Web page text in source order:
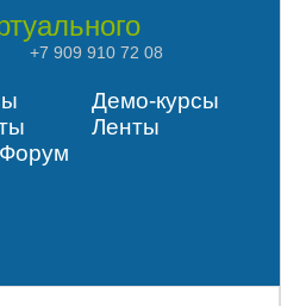
+7 909 910 72 08
Демо-курсы
Ленты
Форум